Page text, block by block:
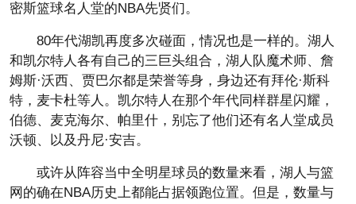
密斯篮球名人堂的NBA先贤们。
80年代湖凯再度多次碰面，情况也是一样的。湖人
和凯尔特人各有自己的三巨头组合，湖人队魔术师、詹
姆斯·沃西、贾巴尔都是荣誉等身，身边还有拜伦·斯科
特，麦卡杜等人。凯尔特人在那个年代同样群星闪耀，
伯德、麦克海尔、帕里什，别忘了他们还有名人堂成员
沃顿、以及丹尼·安吉。
或许从阵容当中全明星球员的数量来看，湖人与篮
网的确在NBA历史上都能占据领跑位置。但是，数量与